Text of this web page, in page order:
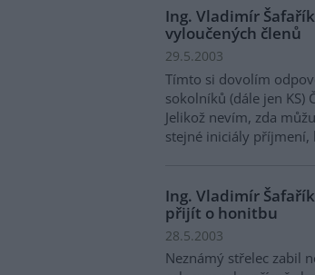
Ing. Vladimír
vyloučených členů
29.5.2003
Tímto si dovolím
sokolníků (dále jen KS)
Jelikož nevím, zda
stejné iniciály příjmení,
Ing. Vladimír
přijít o honitbu
28.5.2003
Neznámý střelec zabil